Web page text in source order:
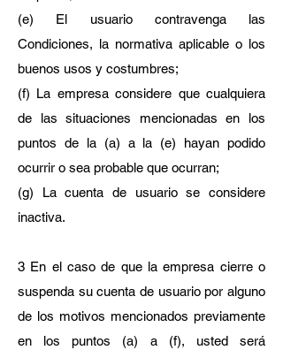
(e) El usuario contravenga las
Condiciones, la normativa aplicable o los
buenos usos y costumbres;
(f) La empresa considere que cualquiera
de las situaciones mencionadas en los
puntos de la (a) a la (e) hayan podido
ocurrir o sea probable que ocurran;
(g) La cuenta de usuario se considere
inactiva.
3 En el caso de que la empresa cierre o
suspenda su cuenta de usuario por alguno
de los motivos mencionados previamente
en los puntos (a) a (f), usted será